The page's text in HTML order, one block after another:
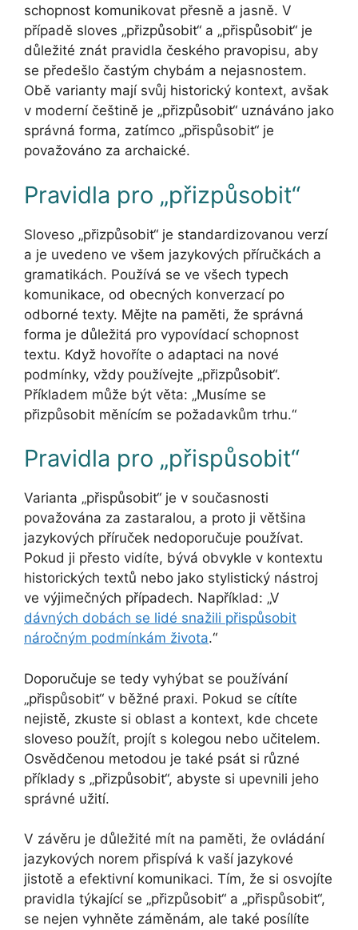
schopnost komunikovat přesně a jasně. V
případě sloves „přizpůsobit“ a „přispůsobit“ je
důležité znát pravidla českého pravopisu, aby
se předešlo častým chybám a nejasnostem.
Obě varianty mají svůj historický kontext, avšak
v moderní češtině je „přizpůsobit“ uznáváno jako
správná forma, zatímco „přispůsobit“ je
považováno za archaické.
Pravidla pro „přizpůsobit“
Sloveso „přizpůsobit“ je standardizovanou verzí
a je uvedeno ve všem jazykových příručkách a
gramatikách. Používá se ve všech typech
komunikace, od obecných konverzací po
odborné texty. Mějte na paměti, že správná
forma je důležitá pro vypovídací schopnost
textu. Když hovoříte o adaptaci na nové
podmínky, vždy používejte „přizpůsobit“.
Příkladem může být věta: „Musíme se
přizpůsobit měnícím se požadavkům trhu.“
Pravidla pro „přispůsobit“
Varianta „přispůsobit“ je v současnosti
považována za zastaralou, a proto ji většina
jazykových příruček nedoporučuje používat.
Pokud ji přesto vidíte, bývá obvykle v kontextu
historických textů nebo jako stylistický nástroj
ve výjimečných případech. Například: „V
dávných dobách se lidé snažili přispůsobit
náročným podmínkám života.“
Doporučuje se tedy vyhýbat se používání
„přispůsobit“ v běžné praxi. Pokud se cítíte
nejistě, zkuste si oblast a kontext, kde chcete
sloveso použít, projít s kolegou nebo učitelem.
Osvědčenou metodou je také psát si různé
příklady s „přizpůsobit“, abyste si upevnili jeho
správné užití.
V závěru je důležité mít na paměti, že ovládání
jazykových norem přispívá k vaší jazykové
jistotě a efektivní komunikaci. Tím, že si osvojíte
pravidla týkající se „přizpůsobit“ a „přispůsobit“,
se nejen vyhněte záměnám, ale také posílíte